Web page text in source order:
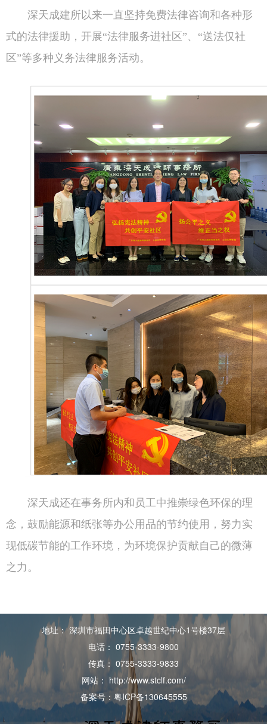
深天成建所以来一直坚持免费法律咨询和各种形
式的法律援助，开展“法律服务进社区”、“送法仅社
区”等多种义务法律服务活动。
深天成还在事务所内和员工中推崇绿色环保的理
念，鼓励能源和纸张等办公用品的节约使用，努力实
现低碳节能的工作环境，为环境保护贡献自己的微薄
之力。
地址： 深圳市福田中心区卓越世纪中心1号楼37层
电话： 0755-3333-9800
传真： 0755-3333-9833
网站： http://www.stclf.com/
备案号：粤ICP备130645555